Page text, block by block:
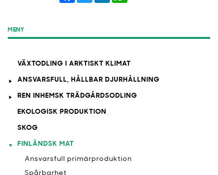
MENY
VÄXTODLING I ARKTISKT KLIMAT
ANSVARSFULL, HÅLLBAR DJURHÅLLNING
REN INHEMSK TRÄDGÅRDSODLING
EKOLOGISK PRODUKTION
SKOG
FINLÄNDSK MAT
Ansvarsfull primärproduktion
Spårbarhet